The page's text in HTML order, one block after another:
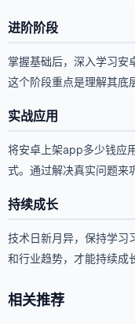
进阶阶段
掌握基础后，深入学习安
这个阶段重点是理解其底
实战应用
将安卓上架app多少钱应
式。通过解决真实问题来
持续成长
技术日新月异，保持学习
和行业趋势，才能持续成
相关推荐